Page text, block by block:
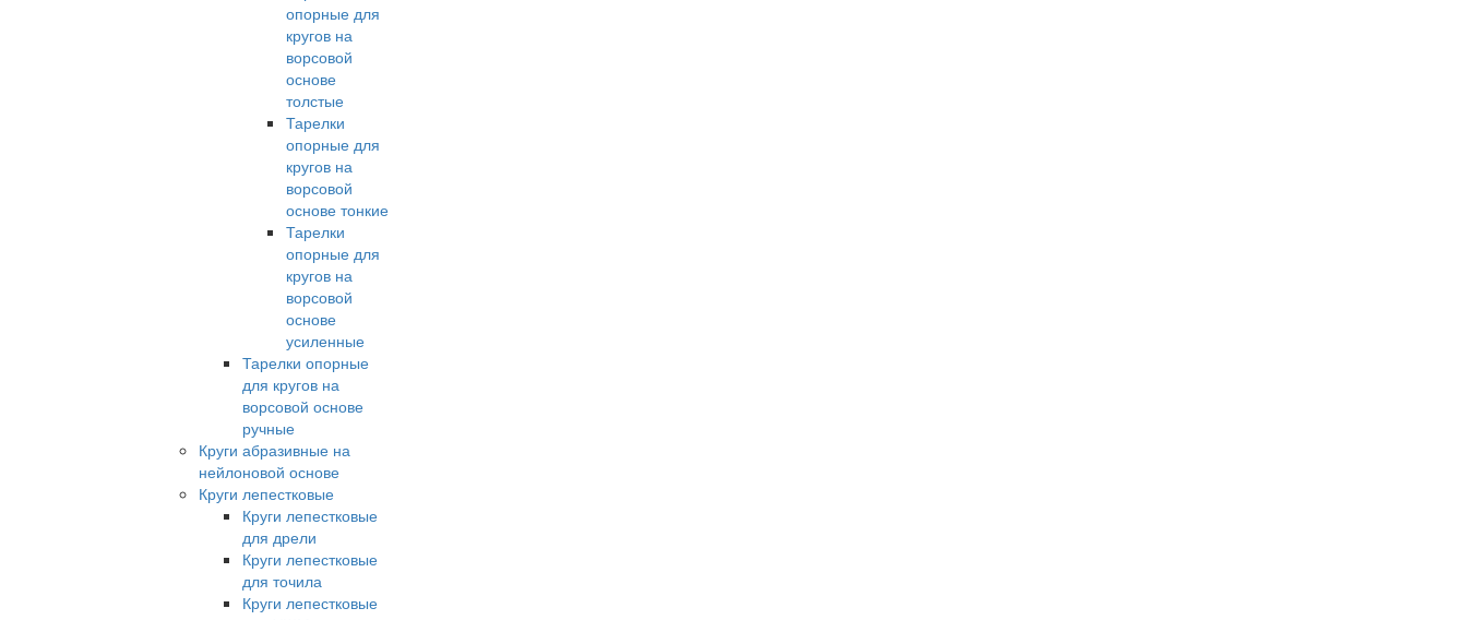
опорные для
кругов на
ворсовой
основе
толстые
Тарелки
опорные для
кругов на
ворсовой
основе тонкие
Тарелки
опорные для
кругов на
ворсовой
основе
усиленные
Тарелки опорные
для кругов на
ворсовой основе
ручные
Круги абразивные на
нейлоновой основе
Круги лепестковые
Круги лепестковые
для дрели
Круги лепестковые
для точила
Круги лепестковые